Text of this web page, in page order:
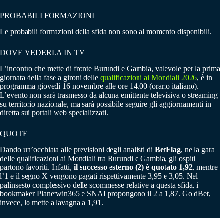
PROBABILI FORMAZIONI
Le probabili formazioni della sfida non sono al momento disponibili.
DOVE VEDERLA IN TV
L’incontro che mette di fronte Burundi e Gambia, valevole per la prima
giornata della fase a gironi delle qualificazioni ai Mondiali 2026, è in
programma giovedì 16 novembre alle ore 14.00 (orario italiano).
L’evento non sarà trasmesso da alcuna emittente televisiva o streaming
su territorio nazionale, ma sarà possibile seguire gli aggiornamenti in
diretta sui portali web specializzati.
QUOTE
Dando un’occhiata alle previsioni degli analisti di BetFlag, nella gara
delle qualificazioni ai Mondiali tra Burundi e Gambia, gli ospiti
partono favoriti. Infatti, il successo esterno (2) è quotato 1,92, mentre
l’1 e il segno X vengono pagati rispettivamente 3,95 e 3,05. Nel
palinsesto complessivo delle scommesse relative a questa sfida, i
bookmaker Planetwin365 e SNAI propongono il 2 a 1,87. GoldBet,
invece, lo mette a lavagna a 1,91.